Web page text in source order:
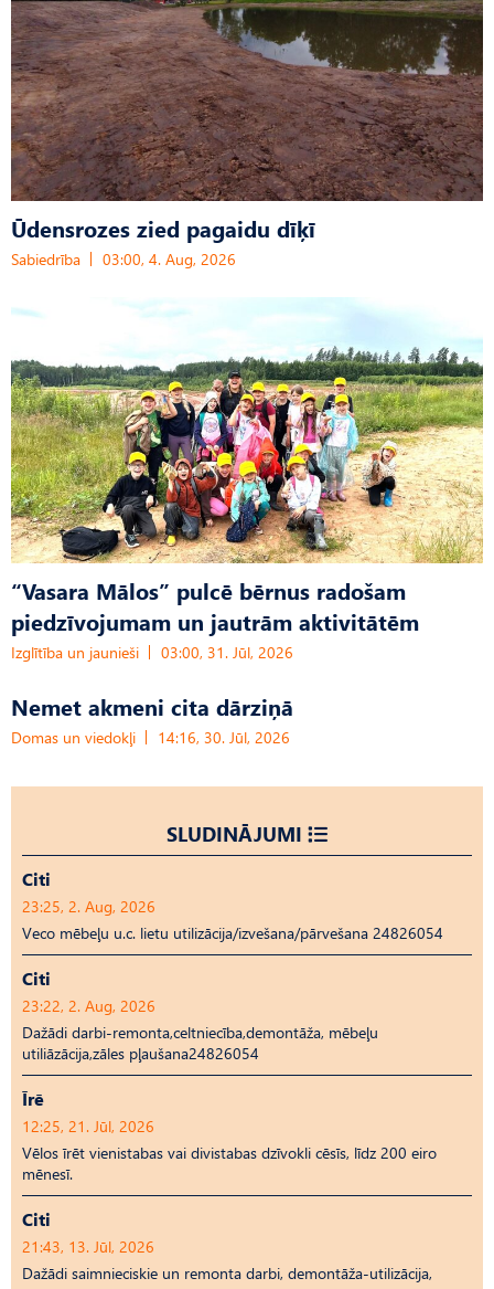
Ūdensrozes zied pagaidu dīķī
Sabiedrība 03:00, 4. Aug, 2026
“Vasara Mālos” pulcē bērnus radošam
piedzīvojumam un jautrām aktivitātēm
Izglītība un jaunieši 03:00, 31. Jūl, 2026
Nemet akmeni cita dārziņā
Domas un viedokļi 14:16, 30. Jūl, 2026
SLUDINĀJUMI
Citi
23:25, 2. Aug, 2026
Veco mēbeļu u.c. lietu utilizācija/izvešana/pārvešana 24826054
Citi
23:22, 2. Aug, 2026
Dažādi darbi-remonta,celtniecība,demontāža, mēbeļu
utiliāzācija,zāles pļaušana24826054
Īrē
12:25, 21. Jūl, 2026
Vēlos īrēt vienistabas vai divistabas dzīvokli cēsīs, līdz 200 eiro
mēnesī.
Citi
21:43, 13. Jūl, 2026
Dažādi saimnieciskie un remonta darbi, demontāža-utilizācija,